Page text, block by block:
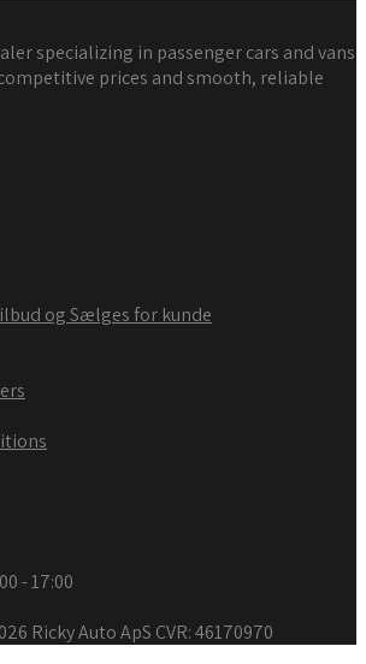
specializing in passenger cars and vans
prices and smooth, reliable
og Sælges for kunde
- 17:00
Ricky Auto ApS CVR: 46170970